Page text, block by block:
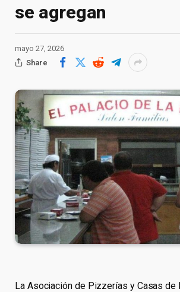
se agregan
mayo 27, 2026
Share
La Asociación de Pizzerías y Casas de